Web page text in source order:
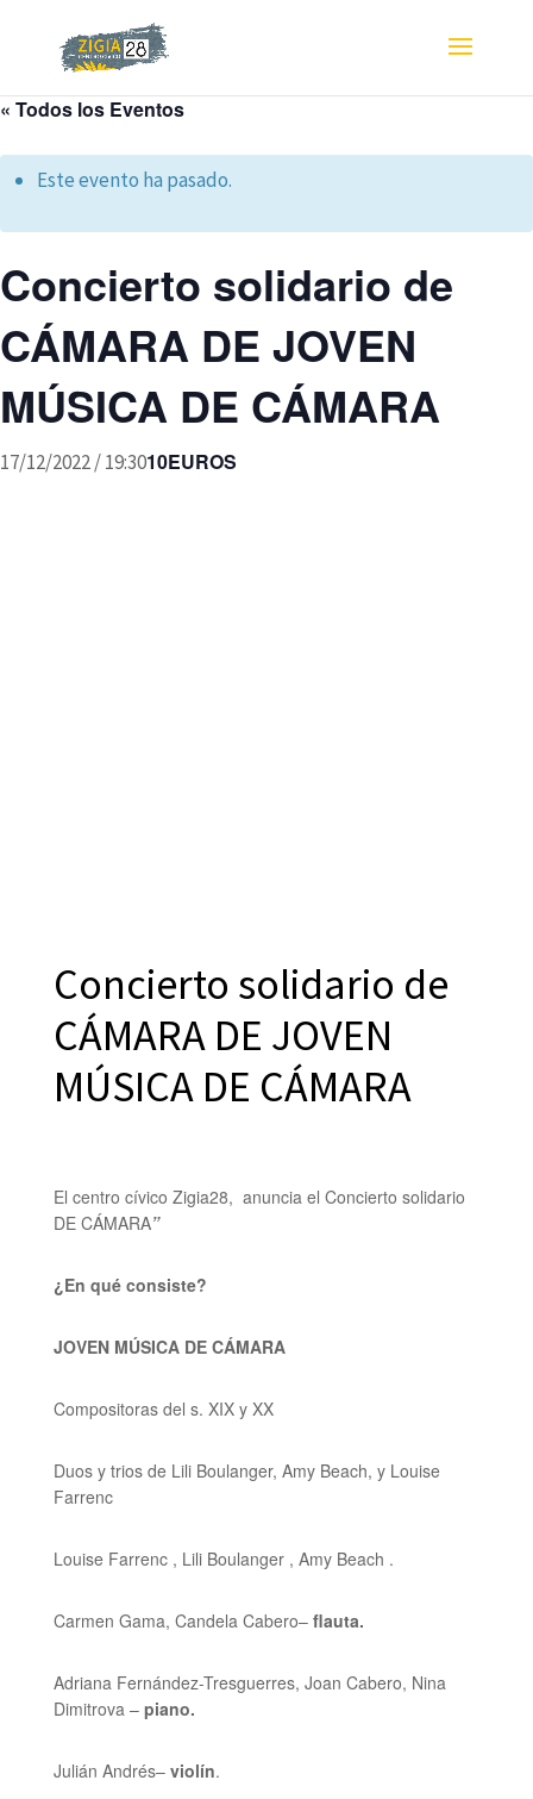
« Todos los Eventos
Este evento ha pasado.
Concierto solidario de
CÁMARA DE JOVEN
MÚSICA DE CÁMARA
17/12/2022 / 19:3010EUROS
Concierto solidario de
CÁMARA DE JOVEN
MÚSICA DE CÁMARA
El centro cívico Zigia28, anuncia el Concierto solidario
DE CÁMARA”
¿En qué consiste?
JOVEN MÚSICA DE CÁMARA
Compositoras del s. XIX y XX
Duos y trios de Lili Boulanger, Amy Beach, y Louise
Farrenc
Louise Farrenc , Lili Boulanger , Amy Beach .
Carmen Gama, Candela Cabero– flauta.
Adriana Fernández-Tresguerres, Joan Cabero, Nina
Dimitrova – piano.
Julián Andrés– violín.